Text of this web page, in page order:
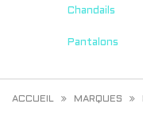
Chandails
Pantalons
ACCUEIL MARQUES